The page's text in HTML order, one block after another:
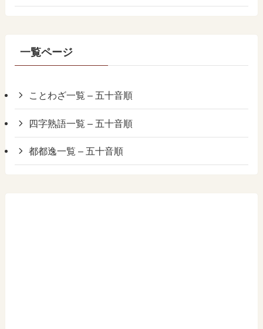
一覧ページ
ことわざ一覧 – 五十音順
四字熟語一覧 – 五十音順
都都逸一覧 – 五十音順